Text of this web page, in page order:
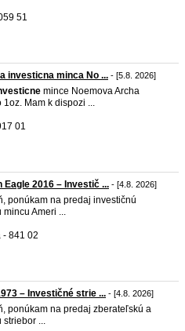
51
investicna minca No ... - [5.8. 2026]
mince Noemova Archa
1oz. Mam k dispozi ...
01
Eagle 2016 – Investič ... - [4.8. 2026]
ponúkam na predaj investičnú
mincu Ameri ...
- 841 02
– Investičné strie ... - [4.8. 2026]
ponúkam na predaj zberateľskú a
striebor ...